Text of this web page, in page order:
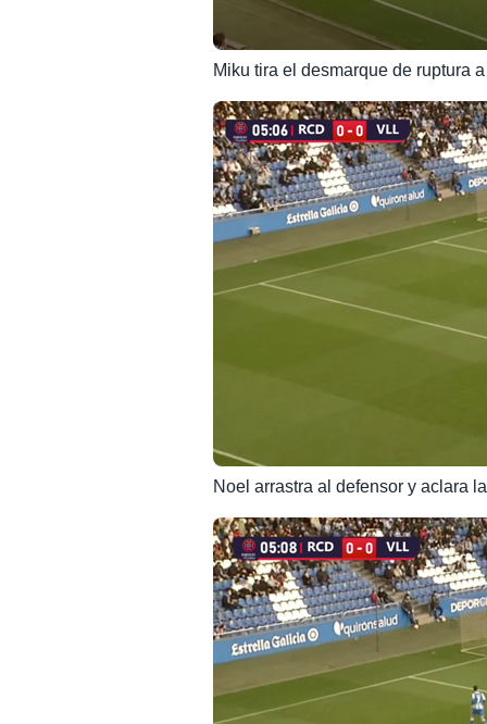
Miku tira el desmarque de ruptura
Noel arrastra al defensor y aclara